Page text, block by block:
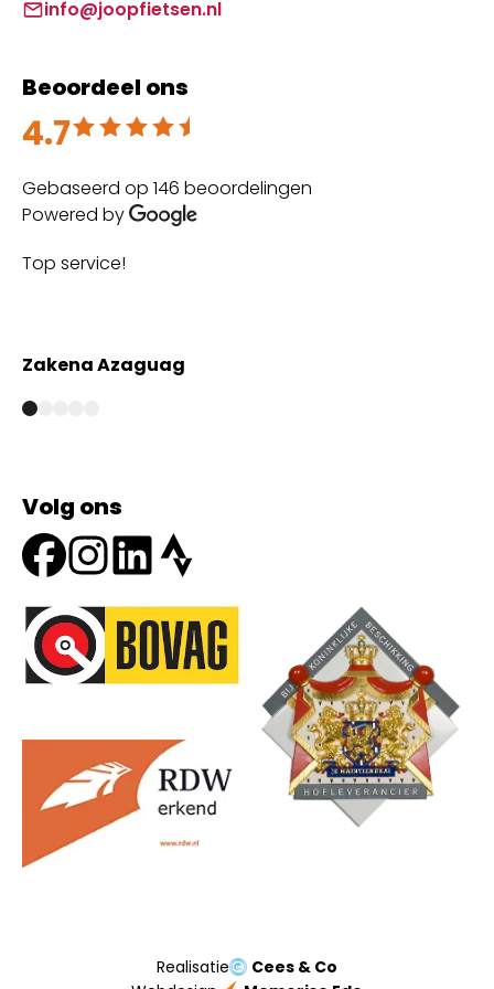
info@joopfietsen.nl
Beoordeel ons
4.7
Beoordeeld met 4.7 uit 5
Gebaseerd op 146 beoordelingen
Powered by
Top service!
Zakena Azaguag
Volg ons
Onze partners
Realisatie
Cees & Co